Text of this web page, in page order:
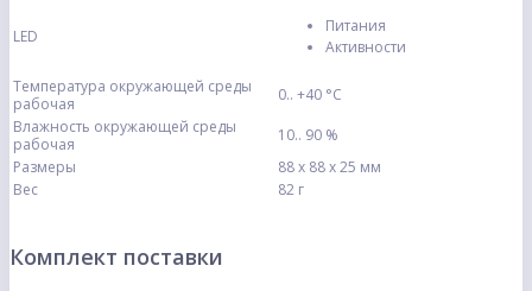
LED
Питания
Активности
Температура окружающей среды
рабочая
0.. +40 °C
Влажность окружающей среды
рабочая
10.. 90 %
Размеры
88 x 88 x 25 мм
Вес
82 г
Комплект поставки